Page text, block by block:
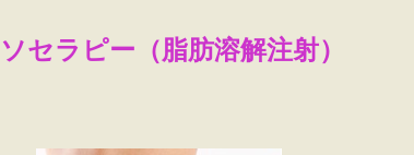
セラピー（脂肪溶解注射）